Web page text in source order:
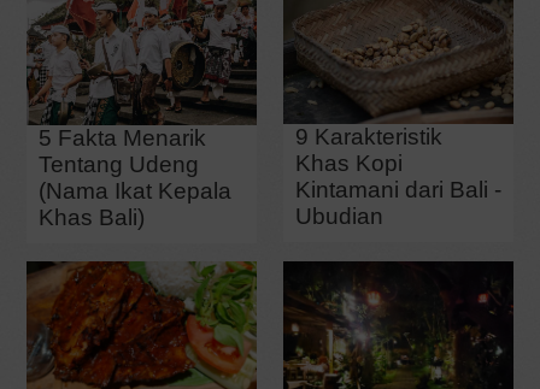
5 Fakta Menarik
Tentang Udeng
(Nama Ikat Kepala
Khas Bali)
9 Karakteristik
Khas Kopi
Kintamani dari Bali -
Ubudian